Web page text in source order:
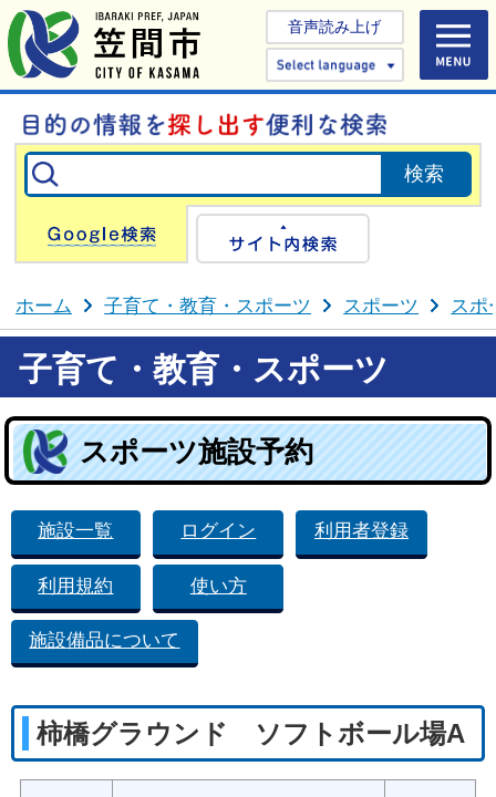
音声読み上げ
Select
Google検索
ホーム 子育て・教育・スポーツ スポーツ スポ
子育て・教育・スポーツ
スポーツ施設予約
施設一覧 ログイン 利用者登録
利用規約 使い方
施設備品について
柿橋グラウンド ソフトボール場A